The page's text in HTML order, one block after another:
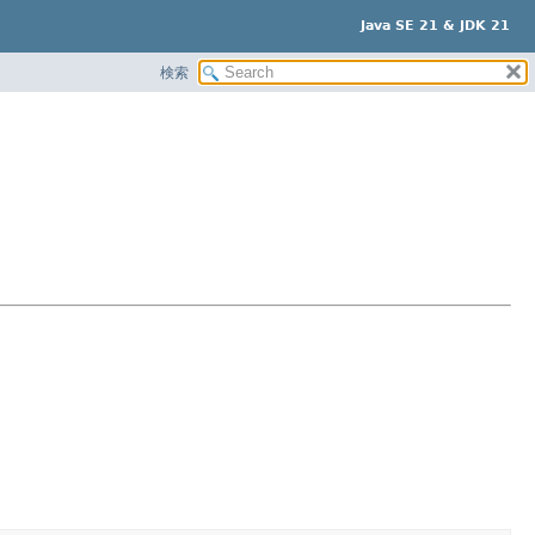
Java SE 21 & JDK 21
検索